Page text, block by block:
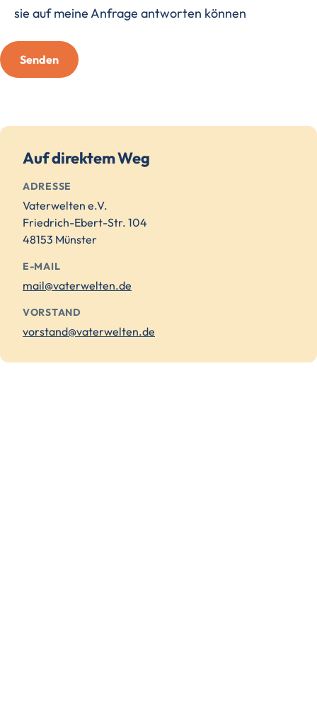
sie auf meine Anfrage antworten können
Senden
Auf direktem Weg
ADRESSE
Vaterwelten e.V.
Friedrich-Ebert-Str. 104
48153 Münster
E-MAIL
mail@vaterwelten.de
VORSTAND
vorstand@vaterwelten.de